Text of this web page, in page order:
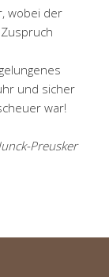
wobei der
und sicher
war!
Preusker